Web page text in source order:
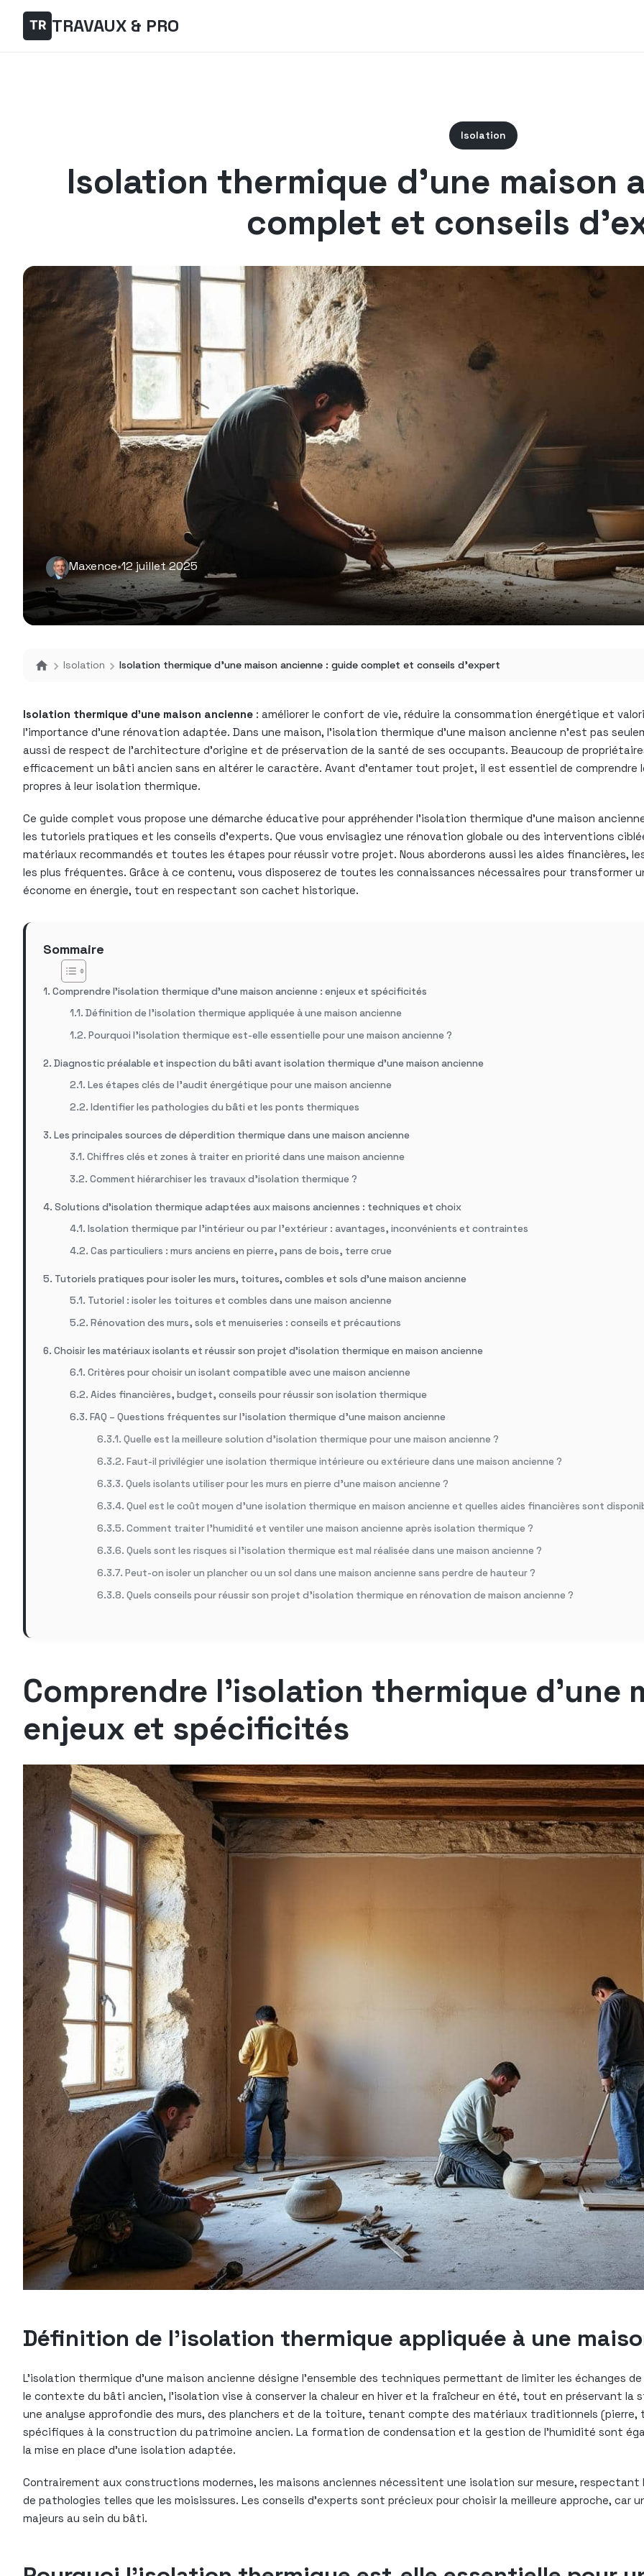
TRAVAUX & PRO
Isolation
Isolation thermique d’une maison
complet et conseils
Maxence•12 juillet 2025
Isolation Isolation thermique d’une maison ancienne : guide complet et conseils d’expert
Isolation thermique d’une maison ancienne : améliorer le confort de vie, réduire la consommation énergétique et
l’importance d’une rénovation adaptée. Dans une maison, l’isolation thermique d’une maison ancienne n’est pas
aussi de respect de l’architecture d’origine et de préservation de la santé de ses occupants. Beaucoup de
efficacement un bâti ancien sans en altérer le caractère. Avant d’entamer tout projet, il est essentiel de
propres à leur isolation thermique.
Ce guide complet vous propose une démarche éducative pour appréhender l’isolation thermique d’une maison
les tutoriels pratiques et les conseils d’experts. Que vous envisagiez une rénovation globale ou des interventions
matériaux recommandés et toutes les étapes pour réussir votre projet. Nous aborderons aussi les aides financières,
les plus fréquentes. Grâce à ce contenu, vous disposerez de toutes les connaissances nécessaires pour transformer
économe en énergie, tout en respectant son cachet historique.
Sommaire
Comprendre l’isolation thermique d’une maison ancienne : enjeux et spécificités
Définition de l’isolation thermique appliquée à une maison ancienne
Pourquoi l’isolation thermique est-elle essentielle pour une maison ancienne ?
Diagnostic préalable et inspection du bâti avant isolation thermique d’une maison ancienne
Les étapes clés de l’audit énergétique pour une maison ancienne
Identifier les pathologies du bâti et les ponts thermiques
Les principales sources de déperdition thermique dans une maison ancienne
Chiffres clés et zones à traiter en priorité dans une maison ancienne
Comment hiérarchiser les travaux d’isolation thermique ?
Solutions d’isolation thermique adaptées aux maisons anciennes : techniques et choix
Isolation thermique par l’intérieur ou par l’extérieur : avantages, inconvénients et contraintes
Cas particuliers : murs anciens en pierre, pans de bois, terre crue
Tutoriels pratiques pour isoler les murs, toitures, combles et sols d’une maison ancienne
Tutoriel : isoler les toitures et combles dans une maison ancienne
Rénovation des murs, sols et menuiseries : conseils et précautions
Choisir les matériaux isolants et réussir son projet d’isolation thermique en maison ancienne
Critères pour choisir un isolant compatible avec une maison ancienne
Aides financières, budget, conseils pour réussir son isolation thermique
FAQ – Questions fréquentes sur l’isolation thermique d’une maison ancienne
Quelle est la meilleure solution d’isolation thermique pour une maison ancienne ?
Faut-il privilégier une isolation thermique intérieure ou extérieure dans une maison ancienne ?
Quels isolants utiliser pour les murs en pierre d’une maison ancienne ?
Quel est le coût moyen d’une isolation thermique en maison ancienne et quelles aides financières sont
Comment traiter l’humidité et ventiler une maison ancienne après isolation thermique ?
Quels sont les risques si l’isolation thermique est mal réalisée dans une maison ancienne ?
Peut-on isoler un plancher ou un sol dans une maison ancienne sans perdre de hauteur ?
Quels conseils pour réussir son projet d’isolation thermique en rénovation de maison ancienne ?
Comprendre l’isolation thermique d’une
enjeux et spécificités
Définition de l’isolation thermique appliquée à une
L’isolation thermique d’une maison ancienne désigne l’ensemble des techniques permettant de limiter les échanges
le contexte du bâti ancien, l’isolation vise à conserver la chaleur en hiver et la fraîcheur en été, tout en préservant la
une analyse approfondie des murs, des planchers et de la toiture, tenant compte des matériaux traditionnels
spécifiques à la construction du patrimoine ancien. La formation de condensation et la gestion de l’humidité sont
la mise en place d’une isolation adaptée.
Contrairement aux constructions modernes, les maisons anciennes nécessitent une isolation sur mesure, respectant
de pathologies telles que les moisissures. Les conseils d’experts sont précieux pour choisir la meilleure approche, car
majeurs au sein du bâti.